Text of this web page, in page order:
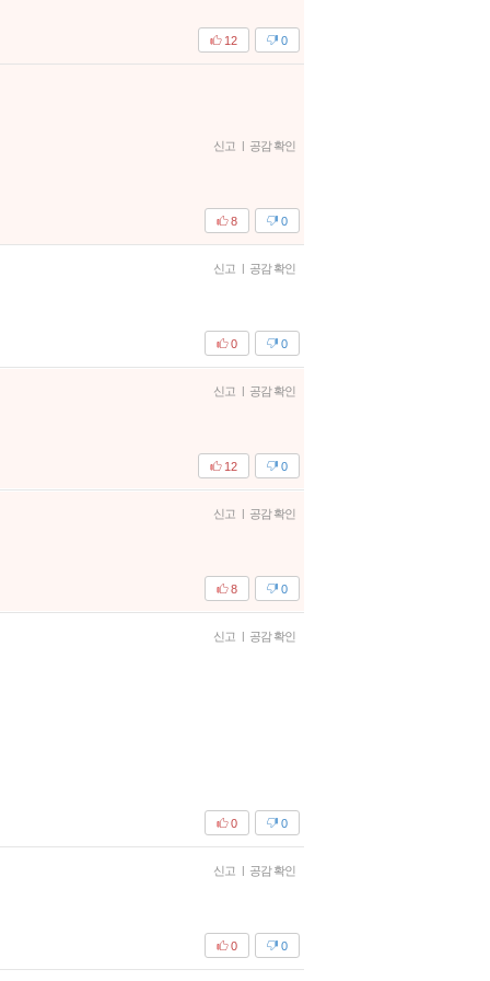
0
12
신고 | 공감 확인
0
8
신고 | 공감 확인
0
0
신고 | 공감 확인
0
12
신고 | 공감 확인
0
8
신고 | 공감 확인
0
0
신고 | 공감 확인
0
0